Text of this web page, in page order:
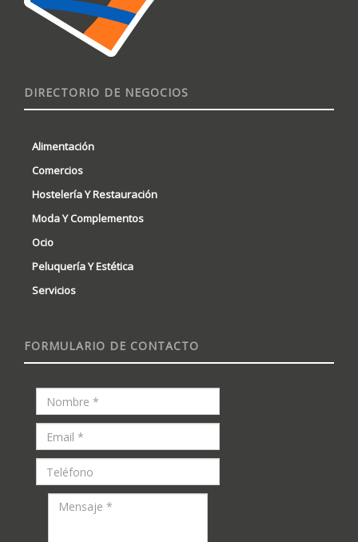
DIRECTORIO DE NEGOCIOS
Alimentación
Comercios
Hostelería Y Restauración
Moda Y Complementos
Ocio
Peluquería Y Estética
Servicios
FORMULARIO DE CONTACTO